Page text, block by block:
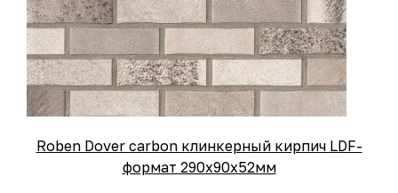
Roben Dover carbon клинкерный кирпич LDF-
формат 290x90x52мм